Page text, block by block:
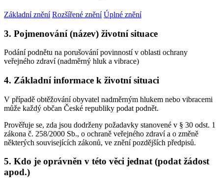
Základní znění Rozšířené znění Úplné znění
3. Pojmenování (název) životní situace
Podání podnětu na porušování povinností v oblasti ochrany
veřejného zdraví (nadměrný hluk a vibrace)
4. Základní informace k životní situaci
V případě obtěžování obyvatel nadměrným hlukem nebo vibracemi
může každý občan České republiky podat podnět.
Prověřuje se, zda jsou dodrženy požadavky stanovené v § 30 odst. 1
zákona č. 258/2000 Sb., o ochraně veřejného zdraví a o změně
některých souvisejících zákonů, ve znění pozdějších předpisů.
5. Kdo je oprávněn v této věci jednat (podat žádost
apod.)